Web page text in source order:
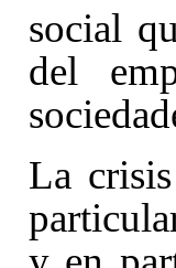
social
del
La